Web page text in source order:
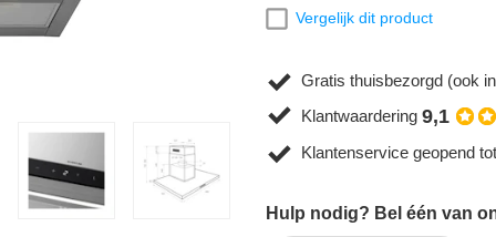
Vergelijk dit product
Gratis thuisbezorgd (ook
Klantwaardering 9,1
Klantenservice geopend
Hulp nodig? Bel één van